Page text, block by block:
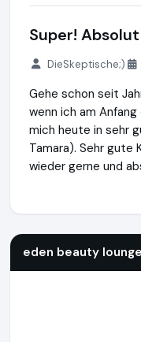
Super!
DieSkeptische;)
Gehe schon seit
wenn ich am
mich heute in sehr
Tamara). Sehr gute
wieder gerne und
eden beauty